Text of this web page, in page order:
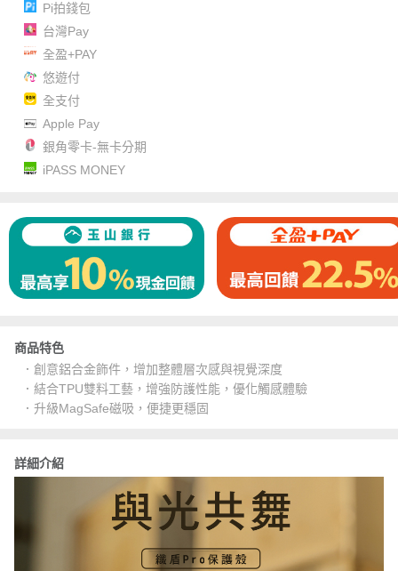
Pi拍錢包
台灣Pay
全盈+PAY
悠遊付
全支付
Apple Pay
銀角零卡-無卡分期
iPASS MONEY
商品特色
．創意鋁合金飾件，增加整體層次感與視覺深度
．結合TPU雙料工藝，增強防護性能，優化觸感體驗
．升級MagSafe磁吸，便捷更穩固
詳細介紹